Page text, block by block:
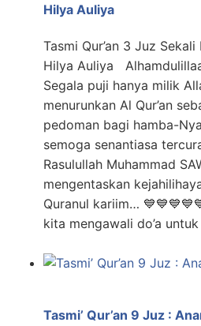
Hilya Auliya
Tasmi Qur’an 3 Juz
Hilya Auliya
Segala puji hanya milik
menurunkan Al Qur’an
pedoman bagi hamba-
semoga senantiasa
Rasulullah Muhammad
mengentaskan
Quranul kariim…
kita mengawali do’a
Tasmi’ Qur’an 9 Juz :